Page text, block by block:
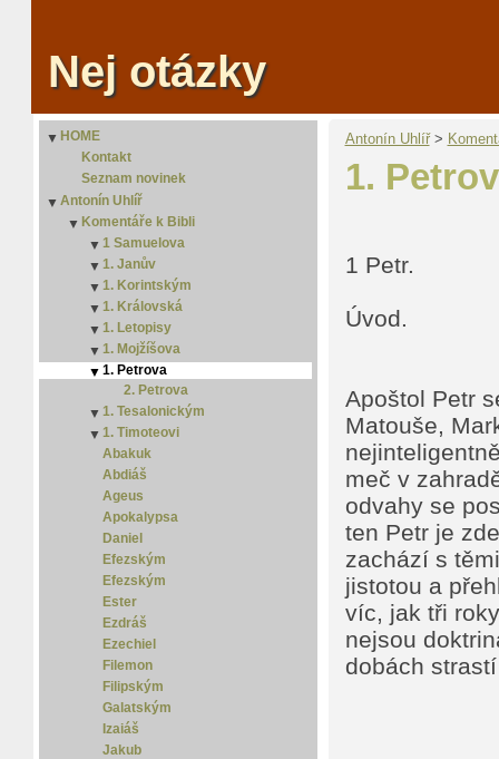
Nej otázky
▼ HOME
Kontakt
Seznam novinek
▼ Antonín Uhlíř
▼ Komentáře k Bibli
▼ 1 Samuelova
2. Samuelova
▼ 1. Janův
2. Janův
3. Janův
▼ 1. Korintským
2. Korintským
▼ 1. Královská
2. Královská
▼ 1. Letopisy
2. Letopisy
▼ 1. Mojžíšova
2. Mojžíšova
3. Mojžíšova
4. Mojžíšova
5 Mojžíšova
▼ 1. Petrova
2. Petrova
▼ 1. Tesalonickým
2. Tesalonickým
▼ 1. Timoteovi
2. Timoteovi
Abakuk
Abdiáš
Ageus
Apokalypsa
Daniel
Efezským
Efezským
Ester
Ezdráš
Ezechiel
Filemon
Filipským
Galatským
Izaiáš
Jakub
Antonín Uhlíř‎ > ‎
1.
1 Petr.
Úvod.
Apoštol Petr
Matouše,
meč v
odvahy se
ten Petr je
zachází s
jistotou a
víc, jak tři
nejsou
dobách